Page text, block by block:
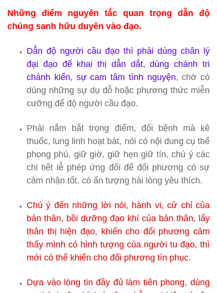
Những điểm nguyên tắc quan trọng dẫn độ
chúng sanh hữu duyên vào đạo.
Dẫn độ người cầu đạo thì phải dùng chân lý
đại đạo để khai thị dẫn dắt, dùng chánh tri
chánh kiến, sự cam tâm tình nguyện, chớ có
dùng những sự dụ dỗ hoặc phương thức miễn
cưỡng để độ người cầu đạo.
Phải nắm bắt trọng điểm, đối bệnh mà kê
thuốc, lung linh hoạt bát, nói có nội dung cụ thể
phong phú, giữ giờ, giữ hẹn giữ tín, chú ý các
chi tiết lễ phép ứng đối để đối phương có sự
cảm nhận tốt, có ấn tượng hài lòng yêu thích.
Chú ý đến những lời nói, hành vi, cử chỉ của
bản thân, bồi dưỡng đạo khí của bản thân, lấy
thân thị hiện đạo, khiến cho đối phương cảm
thấy mình có hình tượng của người tu đạo, thì
mới có thể khiến cho đối phương tín phục.
Dựa vào lòng tin đầy đủ làm tiên phong, dùng